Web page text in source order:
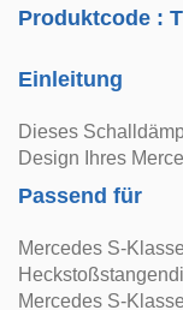
Produktcode :
Einleitung
Dieses
Design Ihres
Passend für
Mercedes S-
Mercedes S-